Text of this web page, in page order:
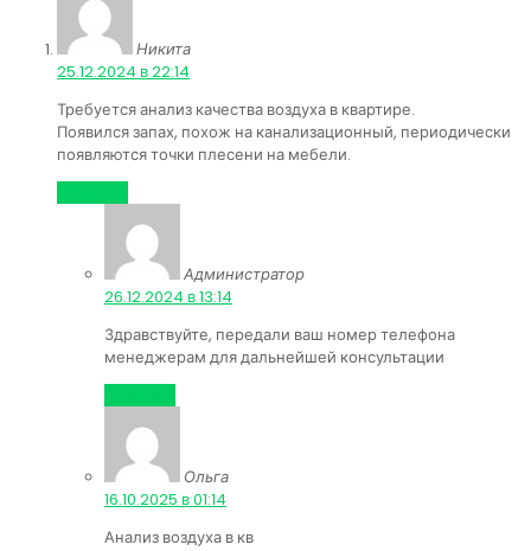
Никита
25.12.2024 в 22:14
Требуется анализ качества воздуха в квартире.
Появился запах, похож на канализационный, периодически
появляются точки плесени на мебели.
Администратор
26.12.2024 в 13:14
Здравствуйте, передали ваш номер телефона
менеджерам для дальнейшей консультации
Ольга
16.10.2025 в 01:14
Анализ воздуха в кв